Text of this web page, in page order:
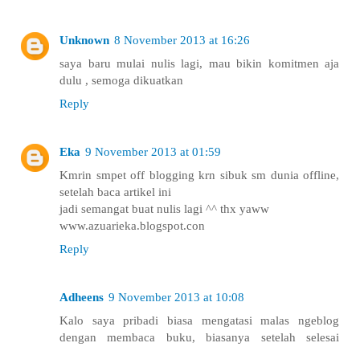
Unknown 8 November 2013 at 16:26
saya baru mulai nulis lagi, mau bikin komitmen aja
dulu , semoga dikuatkan
Reply
Eka 9 November 2013 at 01:59
Kmrin smpet off blogging krn sibuk sm dunia offline,
setelah baca artikel ini
jadi semangat buat nulis lagi ^^ thx yaww
www.azuarieka.blogspot.con
Reply
Adheens 9 November 2013 at 10:08
Kalo saya pribadi biasa mengatasi malas ngeblog
dengan membaca buku, biasanya setelah selesai